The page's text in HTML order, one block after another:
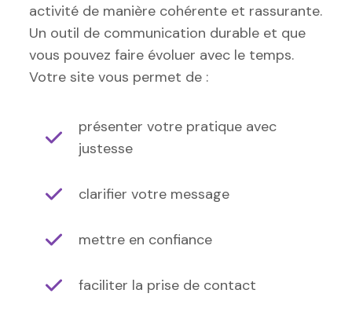
activité de manière cohérente et rassurante.
Un outil de communication durable et que
vous pouvez faire évoluer avec le temps.
Votre site vous permet de :
présenter votre pratique avec
justesse
clarifier votre message
mettre en confiance
faciliter la prise de contact